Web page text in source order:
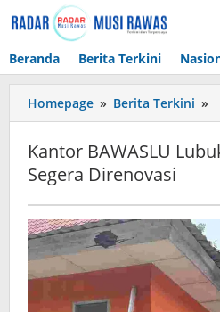
ke
Beranda Berita Terkini
Homepage » Berita Terkini »
Kantor BAWASLU
Segera Direnovasi